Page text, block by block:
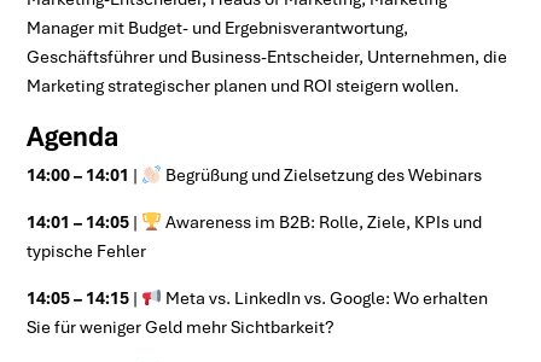
Manager mit Budget- und Ergebnisverantwortung,
Geschäftsführer und Business-Entscheider, Unternehmen, die
Marketing strategischer planen und ROI steigern wollen.
Agenda
14:00 – 14:01 | Begrüßung und Zielsetzung des Webinars
14:01 – 14:05 |
Awareness im B2B: Rolle, Ziele, KPIs und
typische Fehler
14:05 – 14:15 |
Meta vs. LinkedIn vs. Google: Wo erhalten
Sie für weniger Geld mehr Sichtbarkeit?